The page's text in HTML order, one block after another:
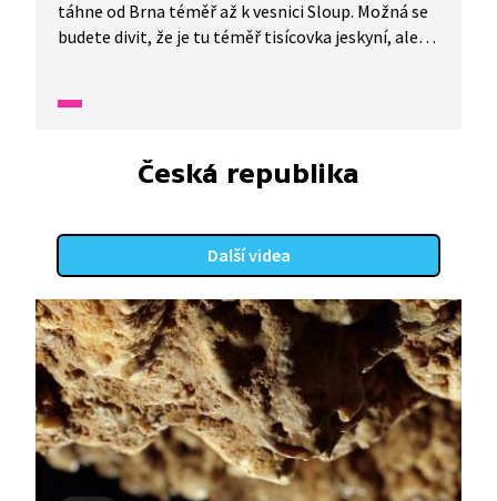
táhne od Brna téměř až k vesnici Sloup. Možná se
budete divit, že je tu téměř tisícovka jeskyní, ale
nás v jeskyních zaujmou neobvyklé tvary vytvořené
navštěvovaná propast Macocha.
Česká republika
Další videa